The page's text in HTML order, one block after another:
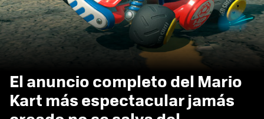
El anuncio completo del Mario
Kart más espectacular jamás